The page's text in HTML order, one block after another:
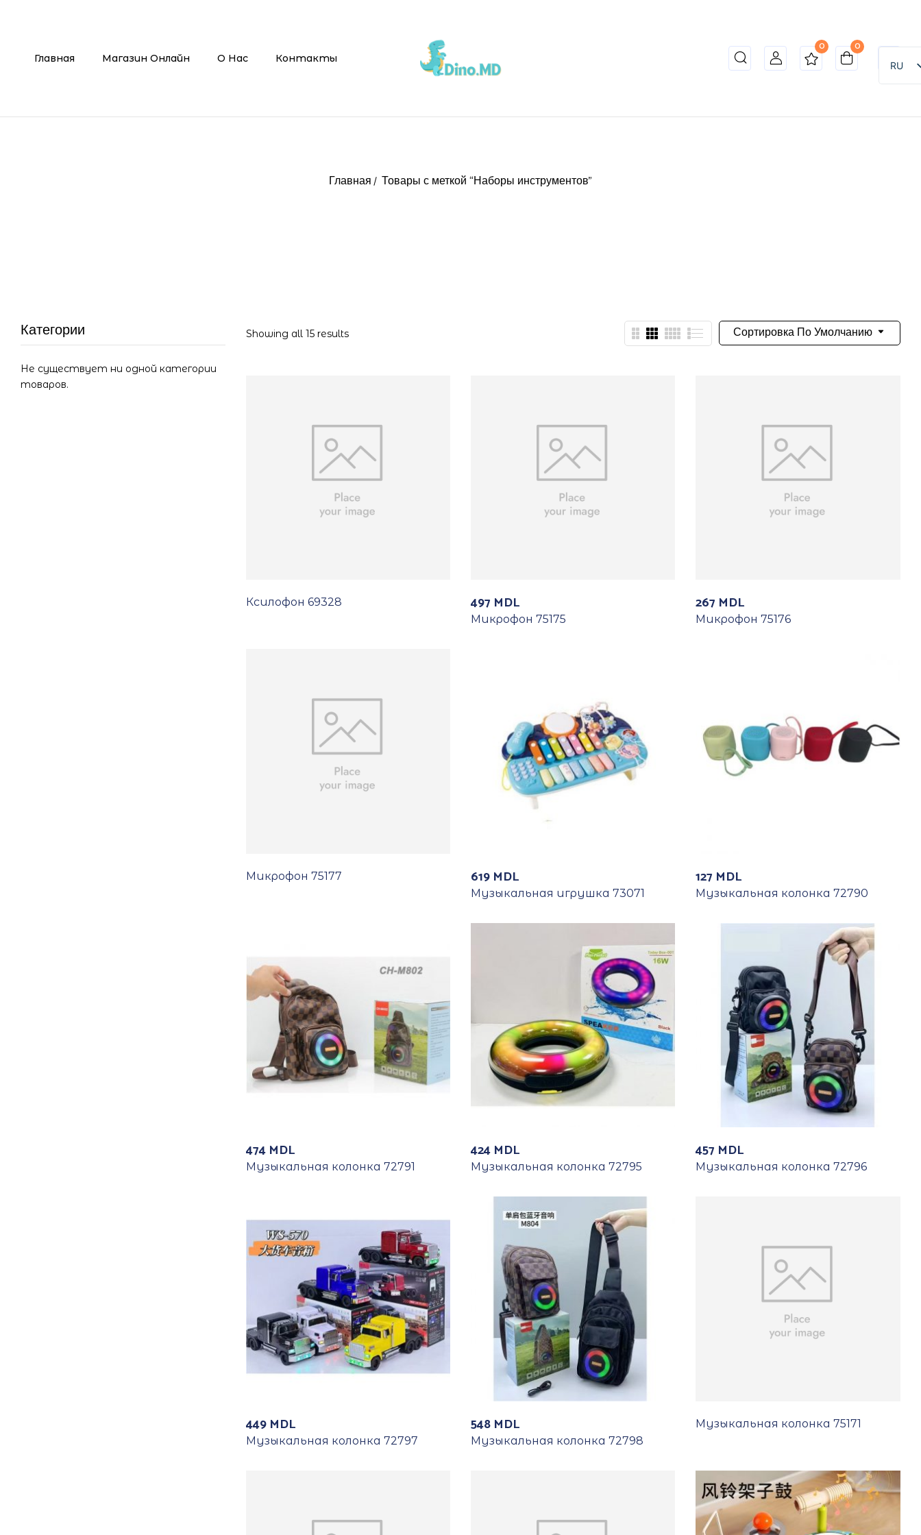
Главная Магазин Онлайн О Нас Контакты
0 0
RU
Главная Товары с меткой “Наборы инструментов”
Категории
Не существует ни одной категории
товаров.
Сортировка По Умолчанию
Showing all 15 results
Ксилофон 69328 497 MDL
Микрофон 75175
267 MDL
Микрофон 75176
Микрофон 75177 619 MDL
Музыкальная игрушка 73071
127 MDL
Музыкальная колонка 72790
474 MDL
Музыкальная колонка 72791
424 MDL
Музыкальная колонка 72795
457 MDL
Музыкальная колонка 72796
449 MDL
Музыкальная колонка 72797
548 MDL
Музыкальная колонка 72798
Музыкальная колонка 75171